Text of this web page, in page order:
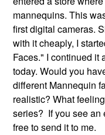
mannequins. This
first digital cameras.
with it cheaply, I
Faces." I continued it
today. Would you
different Mannequin
realistic? What
series? If you see an
free to send it to me.